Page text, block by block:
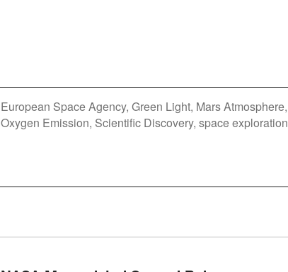
European Space Agency Green Light Mars Atmosphere
Oxygen Emission Scientific Discovery space exploration